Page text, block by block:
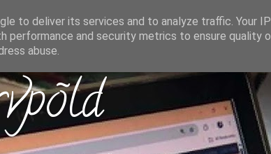
to deliver its services and to analyze traffic. Your
performance and security metrics to ensure quality
abuse.